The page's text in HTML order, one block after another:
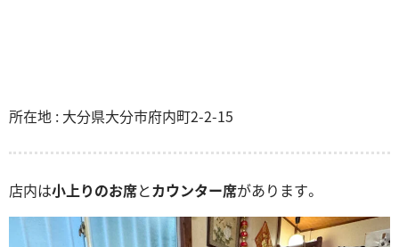
所在地 : 大分県大分市府内町2-2-15
店内は小上りのお席とカウンター席があります。